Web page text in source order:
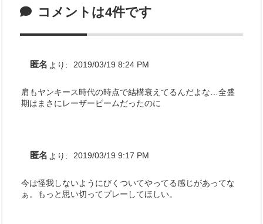
コメントは4件です
匿名 より: 2019/03/19 8:24 PM
肩もヤンキース時代の時点で結構衰えてるんだよな…全盛
期はまさにレーザービームだったのに
匿名 より: 2019/03/19 9:17 PM
今は怪我しないようにびくついてやってる感じがあってな
ぁ。もっと思い切ってプレーしてほしい。